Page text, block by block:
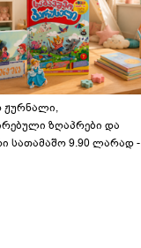
ჟურნალი,
ზღაპრები და
სათამაშო 9.90 ლარად -